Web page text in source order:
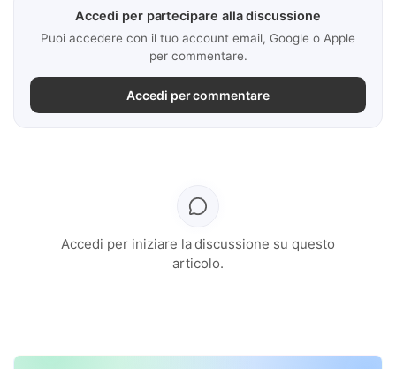
Accedi per partecipare alla discussione
Puoi accedere con il tuo account email, Google o Apple
per commentare.
Accedi per commentare
Accedi per iniziare la discussione su questo
articolo.